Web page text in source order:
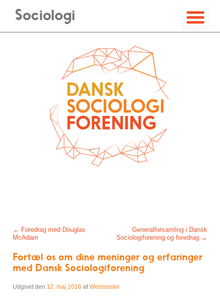
Sociologi
Post navigation
Generalforsamling i Dansk
Sociologiforening og foredrag →
← Foredrag med Douglas
McAdam
Fortæl os om dine meninger og erfaringer
med Dansk Sociologiforening
Udgivet den 12. maj 2016 afWebmaster